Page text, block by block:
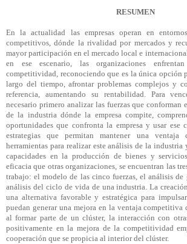
RESUMEN
En la actualidad las empresas operan en
competitivos, dónde la rivalidad por mercados y
mayor participación en el mercado local e
en ese escenario, las organizaciones
competitividad, reconociendo que es la única opción
largo del tiempo, afrontar problemas complejos y
referencia, aumentando su rentabilidad. Para
necesario primero analizar las fuerzas que
de la industria dónde la empresa compite,
oportunidades que confronta la empresa y usar ese
estrategias que permitan mantener una ventaja
herramientas para realizar este análisis de la industria
capacidades en la producción de bienes y
eficacia que otras organizaciones, se encuentran las
trabajo: el modelo de las cinco fuerzas, el análisis de
análisis del ciclo de vida de una industria. La
una alternativa favorable y estratégica para
puedan generar una mejora en la ventaja competitiva
al formar parte de un clúster, la interacción con
positivamente en la mejora de la competitividad
cooperación que se propicia al interior del clúster.